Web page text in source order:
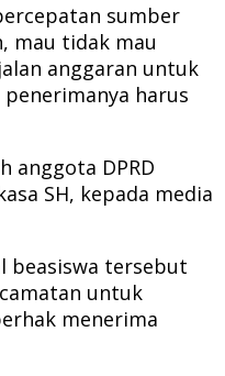
sumber
mau tidak mau
anggaran untuk
harus
anggota DPRD
SH, kepada media
beasiswa tersebut
untuk
menerima